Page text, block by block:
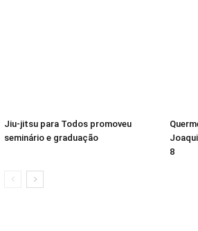
Jiu-jitsu para Todos promoveu
seminário e graduação
8